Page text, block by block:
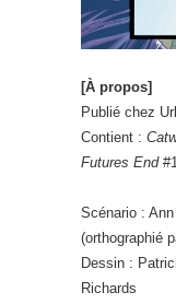
[À propos]
Publié chez
Contient :
Futures End
Scénario :
(orthographié
Dessin :
Richards